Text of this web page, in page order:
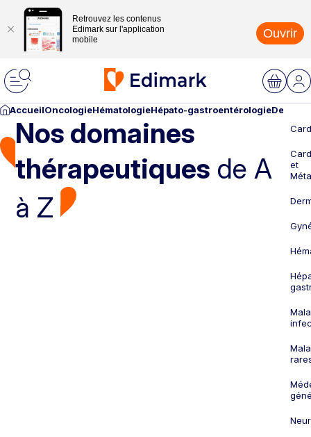
Retrouvez les contenus
Edimark sur l'application
mobile
Ouvrir
AccueilOncologieHématologieHépato-gastroentérologie
Nos domaines
thérapeutiques de A
à Z
et